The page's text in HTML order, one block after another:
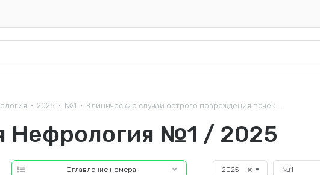
• 2025 • №1 • Клинические случаи острого повреждения почек...
Нефрология №1 / 2025
2025 №1
Оглавление номера